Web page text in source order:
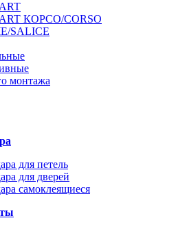
КОРСО/CORSO
SALICE
монтажа
для петель
для дверей
самоклеящиеся